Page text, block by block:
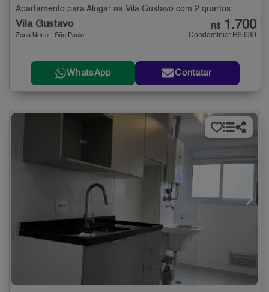
Apartamento para Alugar na Vila Gustavo com 2 quartos
Vila Gustavo
Zona Norte - São Paulo
R$ 1.700
Condomínio: R$ 630
WhatsApp Contatar